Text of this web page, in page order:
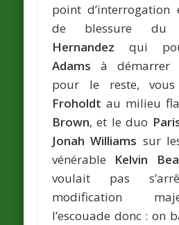
point
de blessure du
Hernandez qui
Adams à démarrer
pour le reste,
Froholdt au milieu
Brown, et le duo
Jonah Williams sur
vénérable Kelvin
voulait pas
modification
l’escouade donc : on